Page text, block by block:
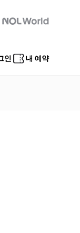
Global Interpark
인 내 예약